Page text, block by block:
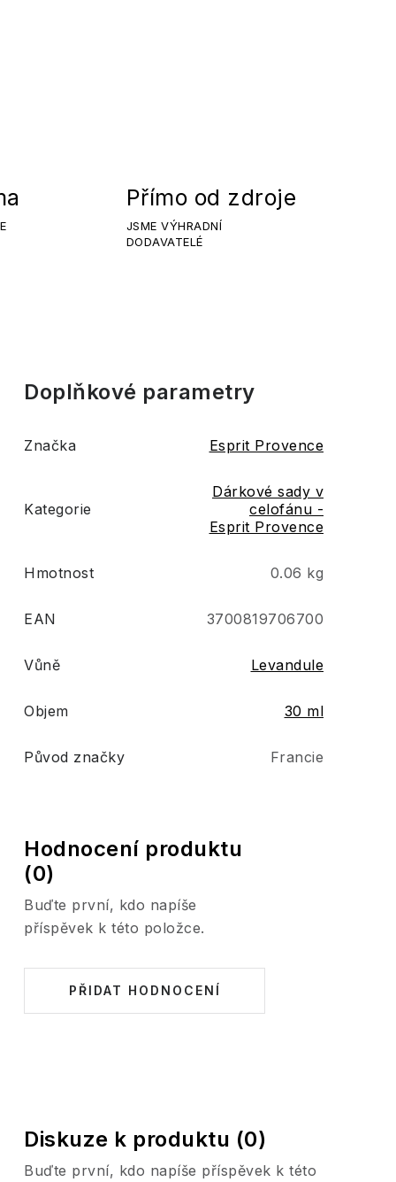
Přímo od zdroje
JSME VÝHRADNÍ
DODAVATELÉ
Doplňkové parametry
Značka Esprit Provence
Kategorie
Dárkové sady v
celofánu -
Esprit Provence
Hmotnost 0.06 kg
EAN 3700819706700
Vůně Levandule
Objem 30 ml
Původ značky Francie
Hodnocení produktu
(0)
Buďte první, kdo napíše
příspěvek k této položce.
PŘIDAT HODNOCENÍ
Diskuze k produktu (0)
Buďte první, kdo napíše příspěvek k této